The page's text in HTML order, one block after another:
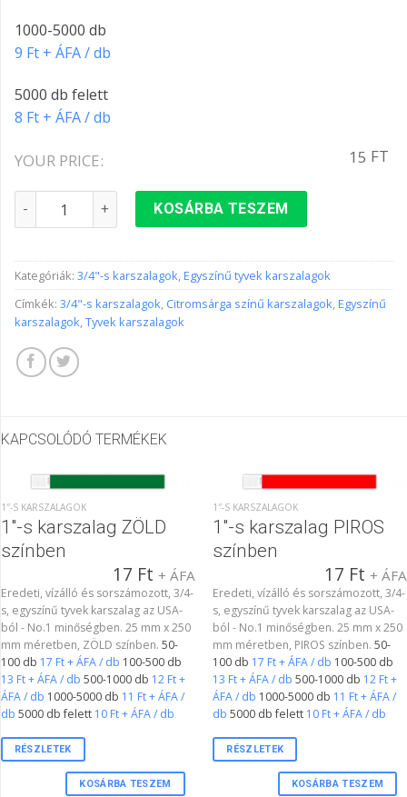
1000-5000 db
9 Ft + ÁFA / db
5000 db felett
8 Ft + ÁFA / db
YOUR PRICE: 15 FT
3/4"-s karszalag CITROMSÁRGA színben mennyiség
KOSÁRBA TESZEM
Kategóriák: 3/4"-s karszalagok,Egyszínű tyvek karszalagok
Címkék: 3/4"-s karszalagok, Citromsárga színű karszalagok,Egyszínű
karszalagok,Tyvek karszalagok
KAPCSOLÓDÓ TERMÉKEK
1″-S KARSZALAGOK
1″-s karszalag ZÖLD
színben
17 Ft + ÁFA
Eredeti, vízálló és sorszámozott, 3/4-
s, egyszínű tyvek karszalag az USA-
ból - No.1 minőségben. 25 mm x 250
mm méretben, ZÖLD színben. 50-
100 db 17 Ft + ÁFA / db 100-500 db
13 Ft + ÁFA / db 500-1000 db 12 Ft +
ÁFA / db 1000-5000 db 11 Ft + ÁFA /
db 5000 db felett 10 Ft + ÁFA / db
RÉSZLETEK
KOSÁRBA TESZEM
1″-S KARSZALAGOK
1″-s karszalag PIROS
színben
17 Ft + ÁFA
Eredeti, vízálló és sorszámozott, 3/4-
s, egyszínű tyvek karszalag az USA-
ból - No.1 minőségben. 25 mm x 250
mm méretben, PIROS színben.50-
100 db 17 Ft + ÁFA / db 100-500 db
13 Ft + ÁFA / db 500-1000 db 12 Ft +
ÁFA / db 1000-5000 db 11 Ft + ÁFA /
db 5000 db felett 10 Ft + ÁFA / db
RÉSZLETEK
KOSÁRBA TESZEM